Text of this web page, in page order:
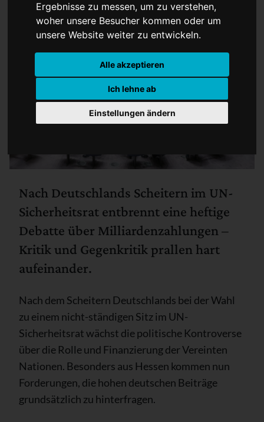
Ergebnisse zu messen, um zu verstehen,
woher unsere Besucher kommen oder um
unsere Website weiter zu entwickeln.
Alle akzeptieren
Ich lehne ab
Einstellungen ändern
Nach Deutschlands Scheitern im UN-
Sicherheitsrat entbrennt eine heftige
Debatte über Milliardenzahlungen –
Kritik und Gegenkritik prallen hart
aufeinander.
Nach dem Scheitern Deutschlands bei der Wahl
zu einem nicht-ständigen Sitz im UN-
Sicherheitsrat wächst die politische Kontroverse
über die Rolle und Finanzierung der Vereinten
Nationen. Besonders aus Hessen kommen nun
Forderungen, die hohen deutschen Beiträge
grundsätzlich zu hinterfragen.